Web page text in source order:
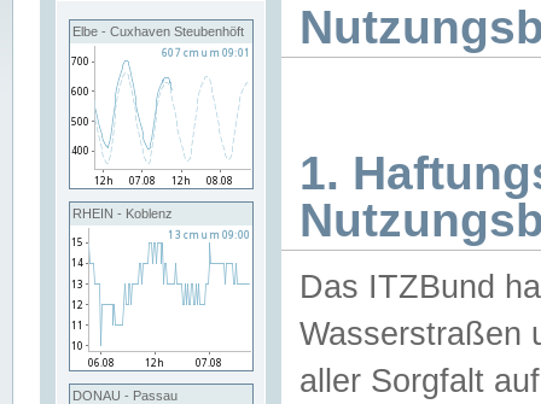
Elbe - Cuxhaven Steubenhöft
RHEIN - Koblenz
DONAU - Passau
1.
Das ITZBund
Wasserstraßen
aller Sorgfalt